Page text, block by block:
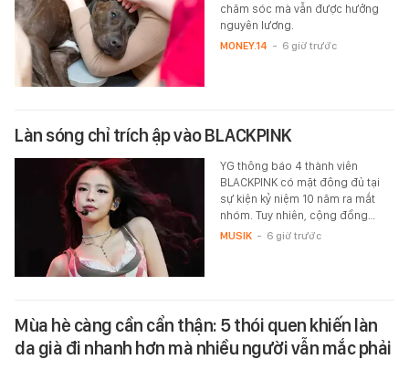
chăm sóc mà vẫn được hưởng
nguyên lương.
MONEY.14 - 6 giờ trước
Làn sóng chỉ trích ập vào BLACKPINK
YG thông báo 4 thành viên
BLACKPINK có mặt đông đủ tại
sự kiện kỷ niệm 10 năm ra mắt
nhóm. Tuy nhiên, cộng đồng…
MUSIK - 6 giờ trước
Mùa hè càng cần cẩn thận: 5 thói quen khiến làn
da già đi nhanh hơn mà nhiều người vẫn mắc phải